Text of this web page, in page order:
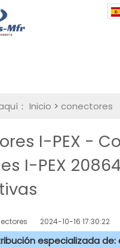
： Inicio >conectores
I-PEX -
I-PEX
2024-10-16 17:30:22
especializada